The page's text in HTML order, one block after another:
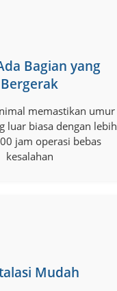
Bagian yang
Bergerak
memastikan umur
luar biasa dengan lebih
jam operasi bebas
kesalahan
Mudah